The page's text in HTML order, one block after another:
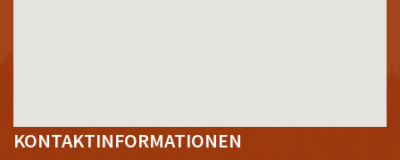
KONTAKTINFORMATIONEN